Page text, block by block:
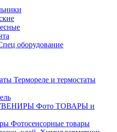
оборудование
Термореле и термостаты
Фото ТОВАРЫ и
Фотосенсорные товары